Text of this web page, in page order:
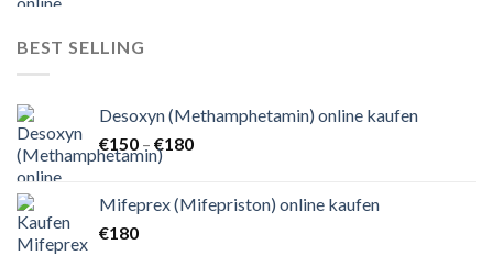
BEST SELLING
Desoxyn (Methamphetamin) online kaufen
€150 – €180Preisspanne:
€180
Mifeprex (Mifepriston) online kaufen
€180